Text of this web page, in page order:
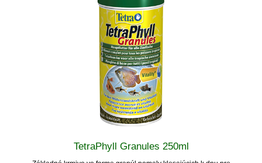
TetraPhyll Granules 250ml